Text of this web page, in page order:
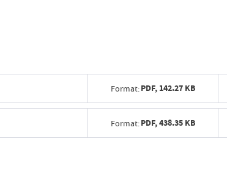
Format:PDF, 142.27 KB
Format:PDF,438.35 KB